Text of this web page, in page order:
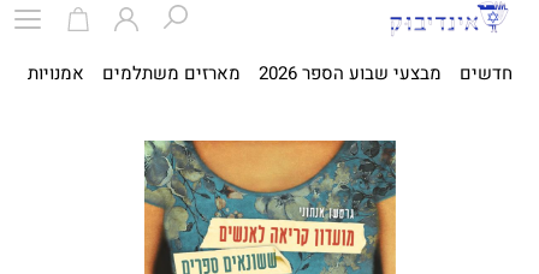
חדשים מבצעי שבוע הספר 2026 מארזים משתלמים אמנויות